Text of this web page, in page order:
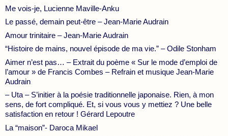
Me vois-je, Lucienne Maville-Anku
Le passé, demain peut-être – Jean-Marie Audrain
Amour trinitaire – Jean-Marie Audrain
“Histoire de mains, nouvel épisode de ma vie.” – Odile Stonham
Aimer n’est pas… – Extrait du poème « Sur le mode d’emploi de
l’amour » de Francis Combes – Refrain et musique Jean-Marie
Audrain
– Uta – S’initier à la poésie traditionnelle japonaise. Rien, à mon
sens, de fort compliqué. Et, si vous vous y mettiez ? Une belle
satisfaction en retour ! Gérard Lepoutre
La “maison”- Daroca Mikael